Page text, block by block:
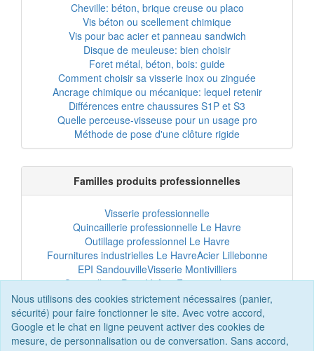
Nous utilisons des cookies strictement nécessaires (panier,
sécurité) pour faire fonctionner le site. Avec votre accord,
Google et le chat en ligne peuvent activer des cookies de
mesure, de personnalisation ou de conversation. Sans accord,
Cheville: béton, brique creuse ou placo
Vis béton ou scellement chimique
Vis pour bac acier et panneau sandwich
Disque de meuleuse: bien choisir
Foret métal, béton, bois: guide
Comment choisir sa visserie inox ou zinguée
Ancrage chimique ou mécanique: lequel retenir
Différences entre chaussures S1P et S3
Quelle perceuse-visseuse pour un usage pro
Méthode de pose d'une clôture rigide
Familles produits professionnelles
Visserie professionnelle
Quincaillerie professionnelle Le Havre
Outillage professionnel Le Havre
Fournitures industrielles Le HavreAcier Lillebonne
EPI SandouvilleVisserie Montivilliers
Quincaillerie Port-JérômeFixation chantier
EPI professionnelOutillage maintenance
Acier professionnelTôles et bardage
Scellement chimiqueClôtures Le Havre